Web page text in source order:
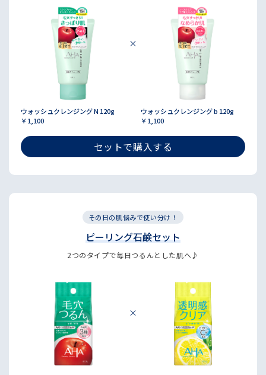
ウォッシュクレンジング N 120g
￥1,100
ウォッシュクレンジング b 120g
￥1,100
セットで購入する
その日の肌悩みで使い分け！
ピーリング石鹸セット
2つのタイプで毎日つるんとした肌へ♪